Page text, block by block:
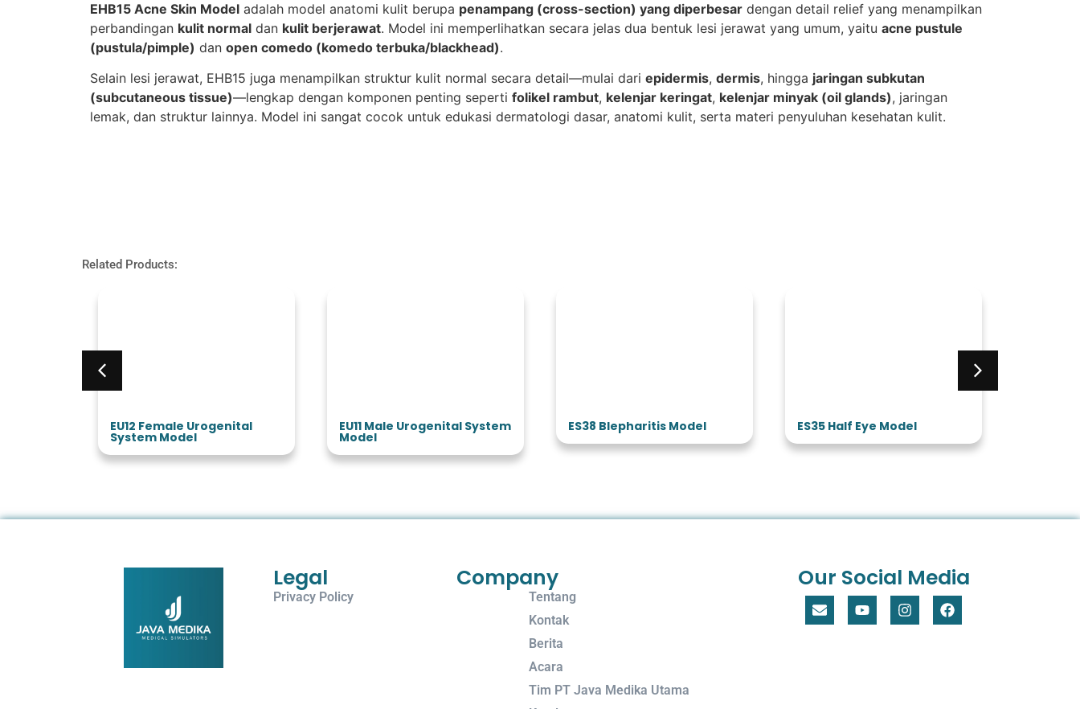
EHB15 Acne Skin Model adalah model anatomi kulit berupa penampang (cross-section) yang diperbesar dengan detail relief yang menampilkan
perbandingan kulit normal dan kulit berjerawat. Model ini memperlihatkan secara jelas dua bentuk lesi jerawat yang umum, yaitu acne pustule
(pustula/pimple) dan open comedo (komedo terbuka/blackhead).
Selain lesi jerawat, EHB15 juga menampilkan struktur kulit normal secara detail—mulai dari epidermis, dermis, hingga jaringan subkutan
(subcutaneous tissue)—lengkap dengan komponen penting seperti folikel rambut, kelenjar keringat, kelenjar minyak (oil glands), jaringan
lemak, dan struktur lainnya. Model ini sangat cocok untuk edukasi dermatologi dasar, anatomi kulit, serta materi penyuluhan kesehatan kulit.
Related Products:
EU12 Female Urogenital
System Model
EU11 Male Urogenital System
Model
ES38 Blepharitis Model ES35 Half Eye Model
Legal
Privacy Policy
Tentang
Kontak
Berita
Acara
Tim PT Java Medika Utama
Company Our Social Media